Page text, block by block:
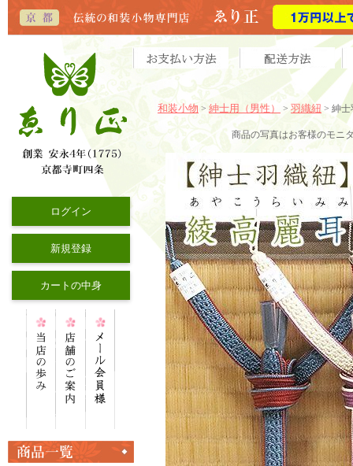
ログイン
新規登録
カートの中身
和装小物 > 紳士用（男性） > 羽織紐 > 紳
商品の写真はお客様のモニ